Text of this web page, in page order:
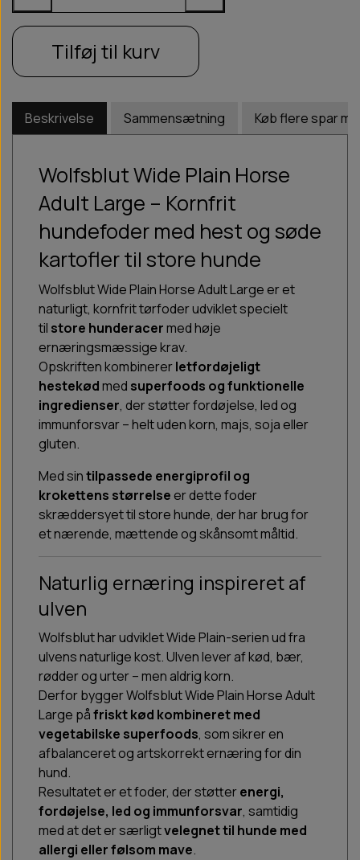
Tilføj til kurv
Beskrivelse Sammensætning Køb flere spar
Wolfsblut Wide Plain Horse
Adult Large – Kornfrit
hundefoder med hest og søde
kartofler til store hunde
Wolfsblut Wide Plain Horse Adult Large er et
naturligt, kornfrit tørfoder udviklet specielt
til store hunderacermed høje
ernæringsmæssige krav.
Opskriften kombinererletfordøjeligt
hestekødmed superfoods og funktionelle
ingredienser, der støtter fordøjelse, led og
immunforsvar – helt uden korn, majs, soja eller
gluten.
Med sintilpassede energiprofil og
krokettens størrelseer dette foder
skræddersyet til store hunde, der har brug for
et nærende, mættende og skånsomt måltid.
Naturlig ernæring inspireret af
ulven
Wolfsblut har udviklet Wide Plain-serien ud fra
ulvens naturlige kost. Ulven lever af kød, bær,
rødder og urter – men aldrig korn.
Derfor bygger Wolfsblut Wide Plain Horse Adult
Large påfriskt kød kombineret med
vegetabilske superfoods, som sikrer en
afbalanceret og artskorrekt ernæring for din
hund.
Resultatet er et foder, der støtterenergi,
fordøjelse, led og immunforsvar, samtidig
med at det er særligtvelegnet til hunde med
allergi eller følsom mave.